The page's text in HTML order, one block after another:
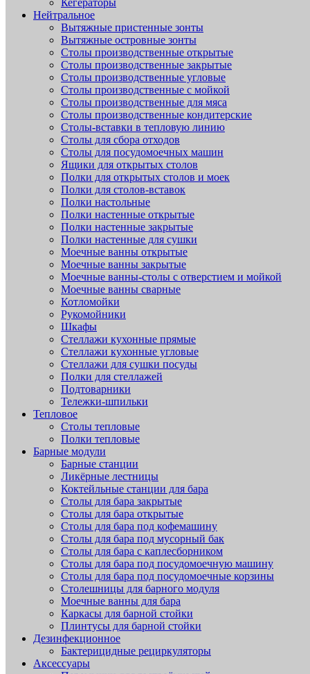
Кегераторы
Нейтральное
Вытяжные пристенные зонты
Вытяжные островные зонты
Столы производственные открытые
Столы производственные закрытые
Столы производственные угловые
Столы производственные с мойкой
Столы производственные для мяса
Столы производственные кондитерские
Столы-вставки в тепловую линию
Столы для сбора отходов
Столы для посудомоечных машин
Ящики для открытых столов
Полки для открытых столов и моек
Полки для столов-вставок
Полки настольные
Полки настенные открытые
Полки настенные закрытые
Полки настенные для сушки
Моечные ванны открытые
Моечные ванны закрытые
Моечные ванны-столы с отверстием и мойкой
Моечные ванны сварные
Котломойки
Рукомойники
Шкафы
Стеллажи кухонные прямые
Стеллажи кухонные угловые
Стеллажи для сушки посуды
Полки для стеллажей
Подтоварники
Тележки-шпильки
Тепловое
Столы тепловые
Полки тепловые
Барные модули
Барные станции
Ликёрные лестницы
Коктейльные станции для бара
Столы для бара закрытые
Столы для бара открытые
Столы для бара под кофемашину
Столы для бара под мусорный бак
Столы для бара с каплесборником
Столы для бара под посудомоечную машину
Столы для бара под посудомоечные корзины
Столешницы для барного модуля
Моечные ванны для бара
Каркасы для барной стойки
Плинтусы для барной стойки
Дезинфекционное
Бактерицидные рециркуляторы
Аксессуары